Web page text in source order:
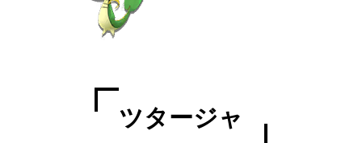
ツタージャ